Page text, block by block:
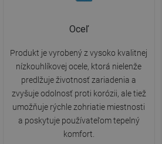
Oceľ
Produkt je vyrobený z vysoko kvalitnej
nízkouhlíkovej ocele, ktorá nielenže
predlžuje životnosť zariadenia a
zvyšuje odolnosť proti korózii, ale tiež
umožňuje rýchle zohriatie miestnosti
a poskytuje používateľom tepelný
komfort.